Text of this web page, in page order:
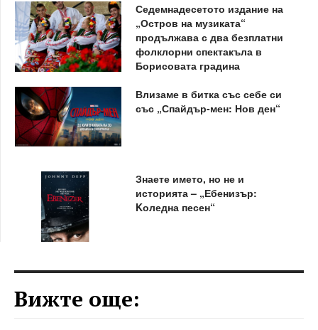
Седемнадесетото издание на
„Остров на музиката“
продължава с два безплатни
фолклорни спектакъла в
Борисовата градина
Влизаме в битка със себе си
със „Спайдър-мен: Нов ден“
Знаете името, но не и
историята – „Ебенизър:
Kоледна песен“
Вижте още: